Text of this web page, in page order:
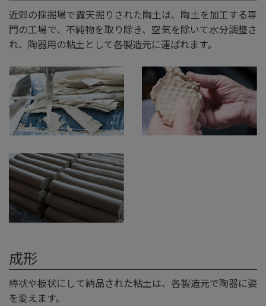
近郊の採掘場で露天掘りされた陶土は、陶土を加工する専
門の工場で、不純物を取り除き、空気を除いて水分調整さ
れ、陶器用の粘土として各製造元に運ばれます。
成形
棒状や板状にして納品された粘土は、各製造元で陶器に姿
を変えます。